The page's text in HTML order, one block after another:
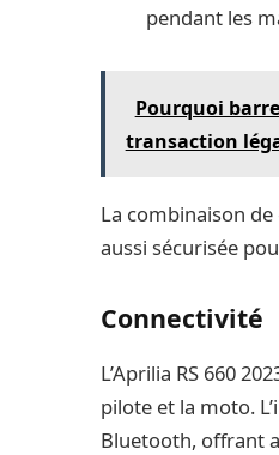
pendant les
Pourquoi
transaction
La combinaison
aussi sécurisée
Connectivité
L’Aprilia RS 660
pilote et la moto.
Bluetooth, offrant